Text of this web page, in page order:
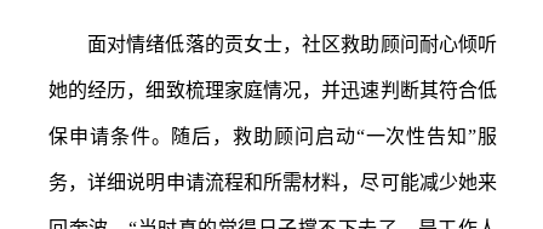
面对情绪低落的贡女士，社区救助顾问耐心倾听
她的经历，细致梳理家庭情况，并迅速判断其符合低
保申请条件。随后，救助顾问启动“一次性告知”服
务，详细说明申请流程和所需材料，尽可能减少她来